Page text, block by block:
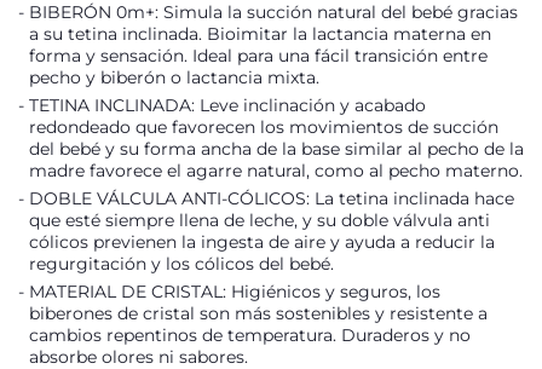
BIBERÓN 0m+: Simula la succión natural del bebé gracias
a su tetina inclinada. Bioimitar la lactancia materna en
forma y sensación. Ideal para una fácil transición entre
pecho y biberón o lactancia mixta.
TETINA INCLINADA: Leve inclinación y acabado
redondeado que favorecen los movimientos de succión
del bebé y su forma ancha de la base similar al pecho de la
madre favorece el agarre natural, como al pecho materno.
DOBLE VÁLCULA ANTI-CÓLICOS: La tetina inclinada hace
que esté siempre llena de leche, y su doble válvula anti
cólicos previenen la ingesta de aire y ayuda a reducir la
regurgitación y los cólicos del bebé.
MATERIAL DE CRISTAL: Higiénicos y seguros, los
biberones de cristal son más sostenibles y resistente a
cambios repentinos de temperatura. Duraderos y no
absorbe olores ni sabores.